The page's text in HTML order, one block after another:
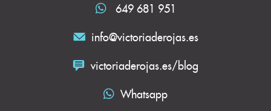
649 681 951
info@victoriaderojas.es
victoriaderojas.es/blog
Whatsapp